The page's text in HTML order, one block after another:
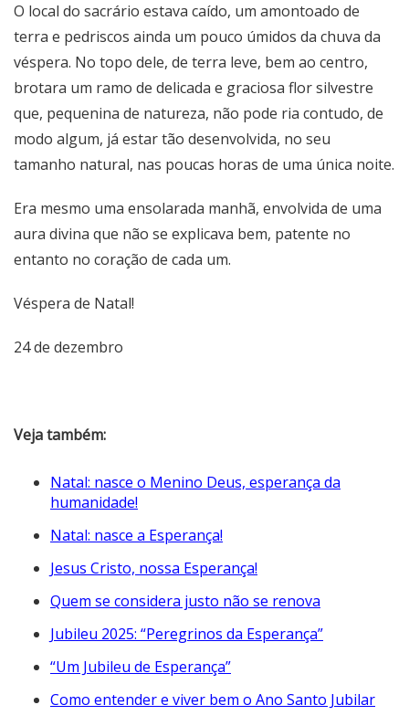
O local do sacrário estava caído, um amontoado de
terra e pedriscos ainda um pouco úmidos da chuva da
véspera. No topo dele, de terra leve, bem ao centro,
brotara um ramo de delicada e graciosa flor silvestre
que, pequenina de natureza, não pode ria contudo, de
modo algum, já estar tão desenvolvida, no seu
tamanho natural, nas poucas horas de uma única noite.
Era mesmo uma ensolarada manhã, envolvida de uma
aura divina que não se explicava bem, patente no
entanto no coração de cada um.
Véspera de Natal!
24 de dezembro
Veja também:
Natal: nasce o Menino Deus, esperança da
humanidade!
Natal: nasce a Esperança!
Jesus Cristo, nossa Esperança!
Quem se considera justo não se renova
Jubileu 2025: “Peregrinos da Esperança”
“Um Jubileu de Esperança”
Como entender e viver bem o Ano Santo Jubilar